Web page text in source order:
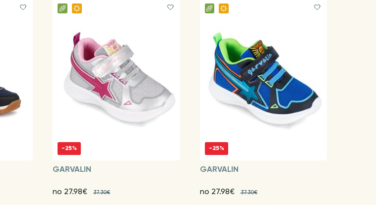
-25%
GARVALIN
no 27.98€ 37.30€
-25%
GARVALIN
no 27.98€ 37.30€